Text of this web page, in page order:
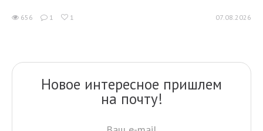
656 1 1 07.08.2026
Новое интересное пришлем
на почту!